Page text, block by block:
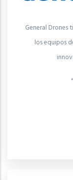
General Drones
los equipos